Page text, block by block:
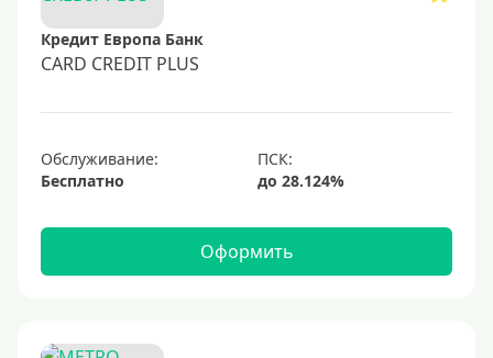
60000 руб
70000 руб
150000 руб
250000 руб
300000 руб
Кредит Европа Банк
CARD CREDIT PLUS
Обслуживание:
Бесплатно
Оформить